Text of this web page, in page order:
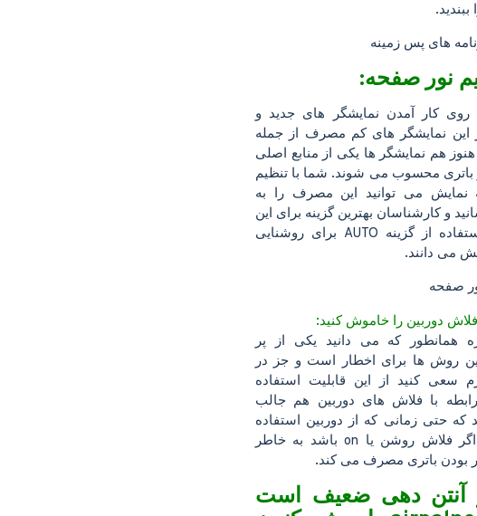
ببندید.
روی کار آمدن نمایشگر های جدید و
این نمایشگر های کم مصرف از جمله
AMOLED هنوز هم نمایشگر ها یکی از منابع اصلی
باتری محسوب می شوند. شما با تنظیم
نمایش می توانید این مصرف را به
و کارشناسان بهترین گزینه برای این
مورد را استفاده از گزینه AUTO برای روشنایی
می دانند.
همانطور که می دانید یکی از پر
روش ها برای اخطار است و جز در
سعی کنید از این قابلیت استفاده
رابطه با فلاش های دوربین هم جالب
که حتی زمانی که از دوربین استفاده
نمی کنید اگر فلاش روشن یا on باشد به خاطر
بودن باتری مصرف می کند.
آنتن دهی ضعیف است